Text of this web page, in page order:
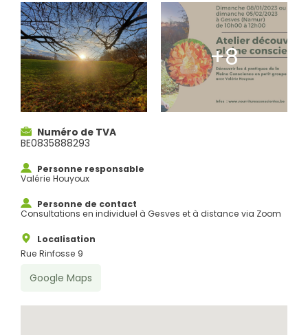
Rechercher
Numéro de TVA
BE0835888293
Personne responsable
Valérie Houyoux
Personne de contact
Consultations en individuel à Gesves et à distance via Zoom
Localisation
Rue Rinfosse 9
Google Maps